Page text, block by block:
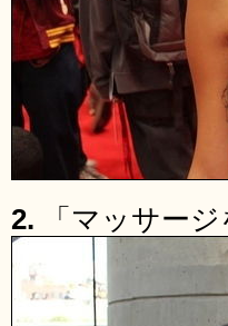
2. 「マッサー